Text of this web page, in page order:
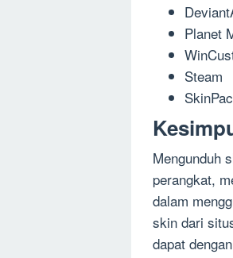
Planet
Steam
Mengunduh
perangkat,
dalam
skin dari
dapat